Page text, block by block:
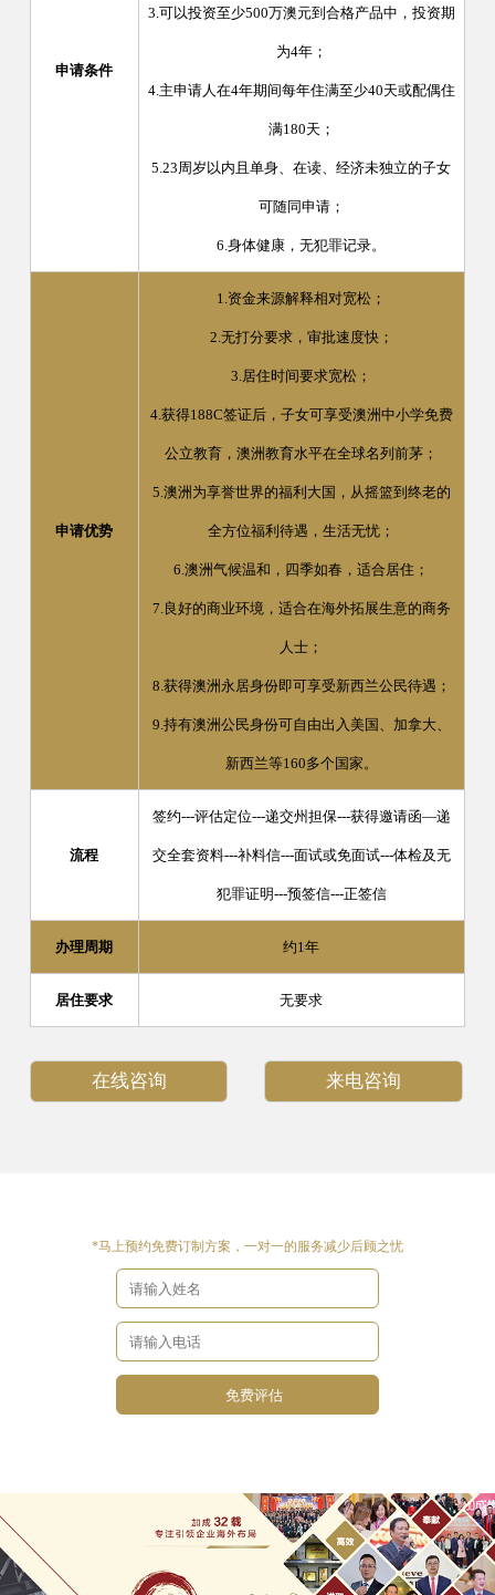
申请条件
3.可以投资至少500万澳元到合格产品中，投资期
为4年；
4.主申请人在4年期间每年住满至少40天或配偶住
满180天；
5.23周岁以内且单身、在读、经济未独立的子女
可随同申请；
6.身体健康，无犯罪记录。
申请优势
1.资金来源解释相对宽松；
2.无打分要求，审批速度快；
3.居住时间要求宽松；
4.获得188C签证后，子女可享受澳洲中小学免费
公立教育，澳洲教育水平在全球名列前茅；
5.澳洲为享誉世界的福利大国，从摇篮到终老的
全方位福利待遇，生活无忧；
6.澳洲气候温和，四季如春，适合居住；
7.良好的商业环境，适合在海外拓展生意的商务
人士；
8.获得澳洲永居身份即可享受新西兰公民待遇；
9.持有澳洲公民身份可自由出入美国、加拿大、
新西兰等160多个国家。
流程
签约---评估定位---递交州担保---获得邀请函—递
交全套资料---补料信---面试或免面试---体检及无
犯罪证明---预签信---正签信
办理周期 约1年
居住要求 无要求
在线咨询 来电咨询
*马上预约免费订制方案，一对一的服务减少后顾之忧